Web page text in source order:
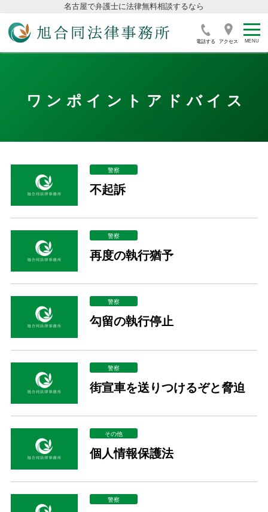
名古屋で弁護士に法律無料相談するなら
電話する アクセス
ワンポイントアドバイス
警察
不起訴
警察
再度の執行猶予
警察
勾留の執行停止
警察
街宣車を送りつけるぞと脅迫
その他
個人情報保護法
警察